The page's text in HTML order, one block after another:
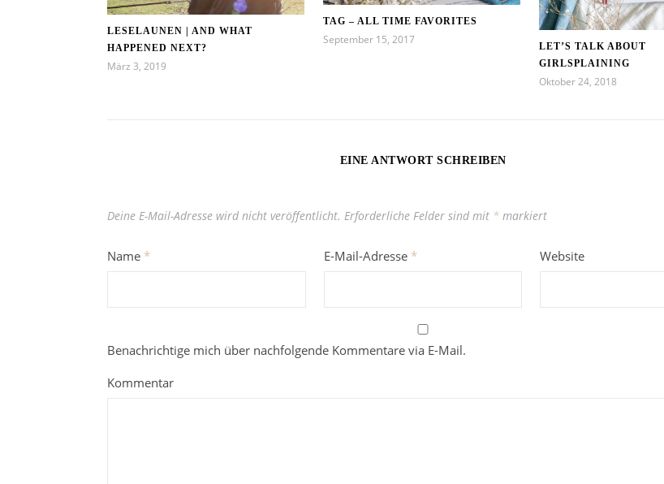
LESELAUNEN | AND WHAT
HAPPENED NEXT?
März 3, 2019
TAG – ALL TIME FAVORITES
September 15, 2017
LET’S TALK ABOUT
GIRLSPLAINING
Oktober 24, 2018
EINE ANTWORT SCHREIBEN
Deine E-Mail-Adresse wird nicht veröffentlicht. Erforderliche Felder sind mit * markiert
Name * E-Mail-Adresse * Website
Benachrichtige mich über nachfolgende Kommentare via E-Mail.
Kommentar